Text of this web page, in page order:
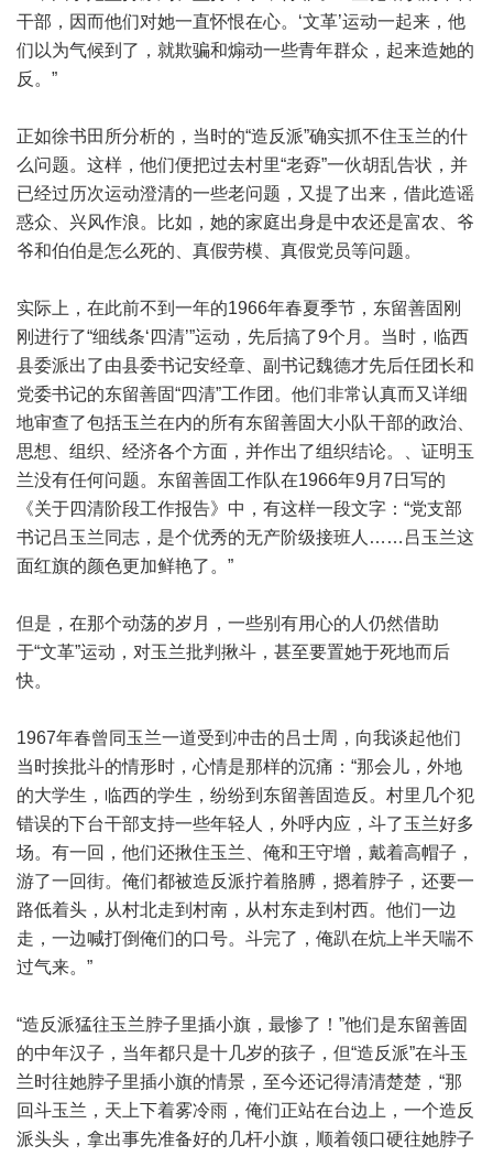
干部，因而他们对她一直怀恨在心。‘文革’运动一起来，他
们以为气候到了，就欺骗和煽动一些青年群众，起来造她的
反。”
正如徐书田所分析的，当时的“造反派”确实抓不住玉兰的什
么问题。这样，他们便把过去村里“老孬”一伙胡乱告状，并
已经过历次运动澄清的一些老问题，又提了出来，借此造谣
惑众、兴风作浪。比如，她的家庭出身是中农还是富农、爷
爷和伯伯是怎么死的、真假劳模、真假党员等问题。
实际上，在此前不到一年的1966年春夏季节，东留善固刚
刚进行了“细线条‘四清’”运动，先后搞了9个月。当时，临西
县委派出了由县委书记安经章、副书记魏德才先后任团长和
党委书记的东留善固“四清”工作团。他们非常认真而又详细
地审查了包括玉兰在内的所有东留善固大小队干部的政治、
思想、组织、经济各个方面，并作出了组织结论。、证明玉
兰没有任何问题。东留善固工作队在1966年9月7日写的
《关于四清阶段工作报告》中，有这样一段文字：“党支部
书记吕玉兰同志，是个优秀的无产阶级接班人……吕玉兰这
面红旗的颜色更加鲜艳了。”
但是，在那个动荡的岁月，一些别有用心的人仍然借助
于“文革”运动，对玉兰批判揪斗，甚至要置她于死地而后
快。
1967年春曾同玉兰一道受到冲击的吕士周，向我谈起他们
当时挨批斗的情形时，心情是那样的沉痛：“那会儿，外地
的大学生，临西的学生，纷纷到东留善固造反。村里几个犯
错误的下台干部支持一些年轻人，外呼内应，斗了玉兰好多
场。有一回，他们还揪住玉兰、俺和王守增，戴着高帽子，
游了一回街。俺们都被造反派拧着胳膊，摁着脖子，还要一
路低着头，从村北走到村南，从村东走到村西。他们一边
走，一边喊打倒俺们的口号。斗完了，俺趴在炕上半天喘不
过气来。”
“造反派猛往玉兰脖子里插小旗，最惨了！”他们是东留善固
的中年汉子，当年都只是十几岁的孩子，但“造反派”在斗玉
兰时往她脖子里插小旗的情景，至今还记得清清楚楚，“那
回斗玉兰，天上下着雾冷雨，俺们正站在台边上，一个造反
派头头，拿出事先准备好的几杆小旗，顺着领口硬往她脖子